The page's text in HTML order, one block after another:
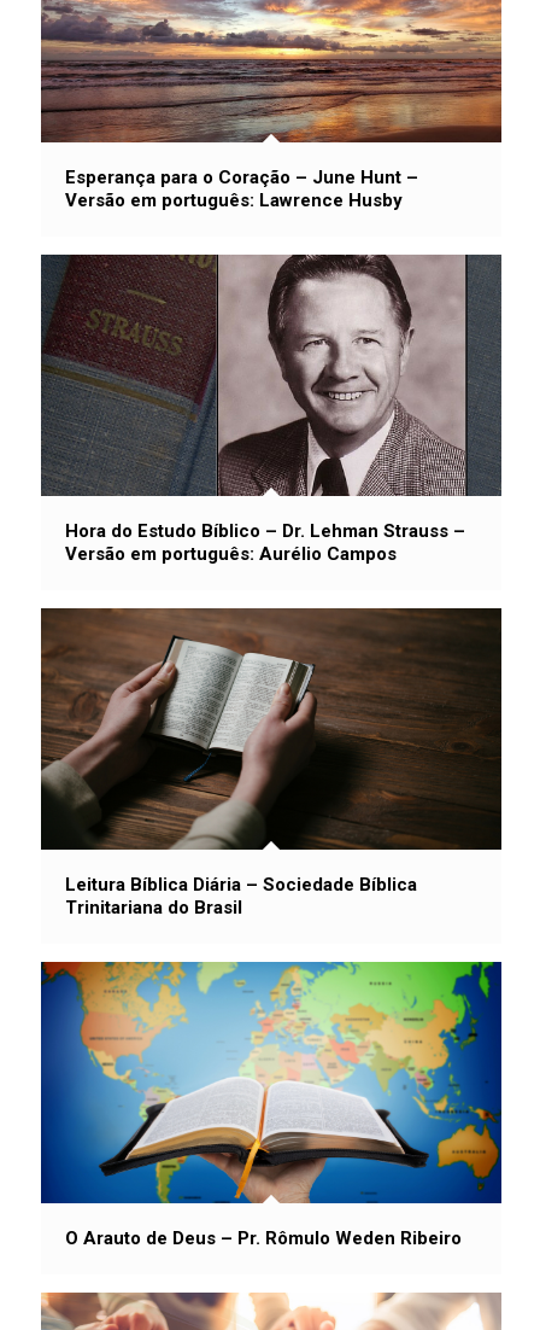
Esperança para o Coração – June Hunt –
Versão em português: Lawrence Husby
Hora do Estudo Bíblico – Dr. Lehman Strauss –
Versão em português: Aurélio Campos
Leitura Bíblica Diária – Sociedade Bíblica
Trinitariana do Brasil
O Arauto de Deus – Pr. Rômulo Weden Ribeiro